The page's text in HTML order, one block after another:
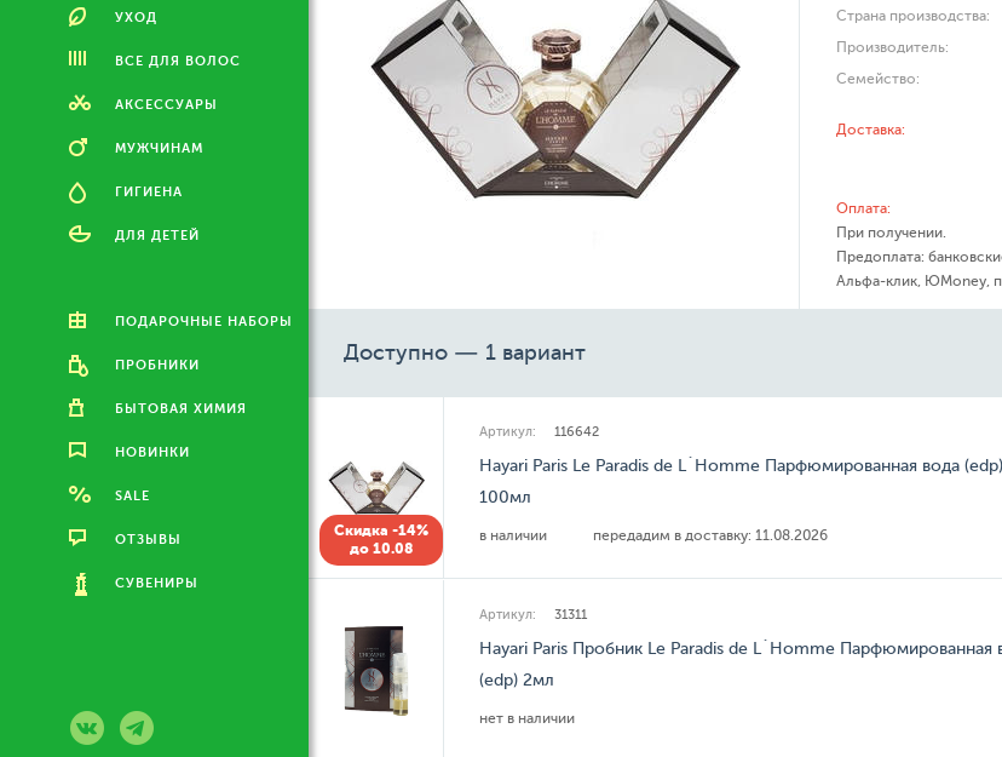
УХОД
ВСЕ ДЛЯ ВОЛОС
АКСЕССУАРЫ
МУЖЧИНАМ
ГИГИЕНА
ДЛЯ ДЕТЕЙ
ПОДАРОЧНЫЕ НАБОРЫ
ПРОБНИКИ
БЫТОВАЯ ХИМИЯ
НОВИНКИ
SALE
ОТЗЫВЫ
СУВЕНИРЫ
Страна производства:
Производитель:
Семейство:
Доставка:
Оплата:
При получении.
Предоплата:
Альфа-клик, ЮMoney,
Доступно — 1 вариант
Скидка -14%
до 10.08
Артикул: 116642
Hayari Paris Le Paradis de L`Homme Парфюмированная вода (edp)
100мл
в наличии передадим в доставку: 11.08.2026
Артикул: 31311
Hayari Paris Пробник Le Paradis de L`Homme Парфюмированная
(edp) 2мл
нет в наличии